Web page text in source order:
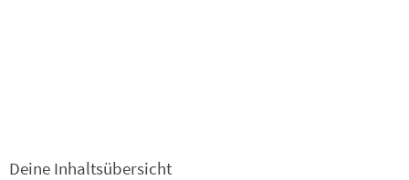
Deine Inhaltsübersicht